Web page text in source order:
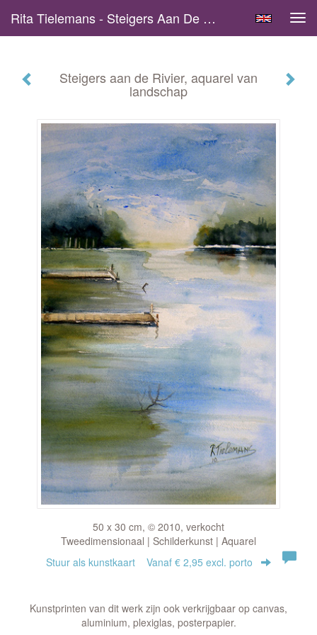
Rita Tielemans - Steigers Aan De Rivier, Aquarel Van Landschap
Steigers aan de Rivier, aquarel van
landschap
50 x 30 cm, © 2010, verkocht
Tweedimensionaal | Schilderkunst | Aquarel
Stuur als kunstkaart Vanaf € 2,95 excl. porto
Kunstprinten van dit werk zijn ook verkrijgbaar op canvas,
aluminium, plexiglas, posterpapier.